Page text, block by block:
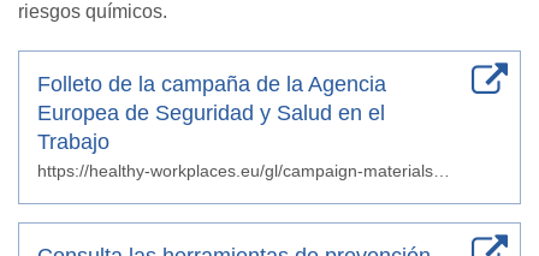
riesgos químicos.
Folleto de la campaña de la Agencia
Europea de Seguridad y Salud en el
Trabajo